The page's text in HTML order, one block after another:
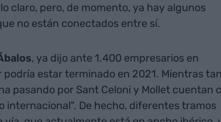
claro, pero, de momento, ya hay algunos
no están conectados entre sí.
, ya dijo ante 1.400 empresarios en
estar terminado en 2021. Mientras
pasando por Sant Celoni y Mollet cuentan
internacional". De hecho, diferentes tramos